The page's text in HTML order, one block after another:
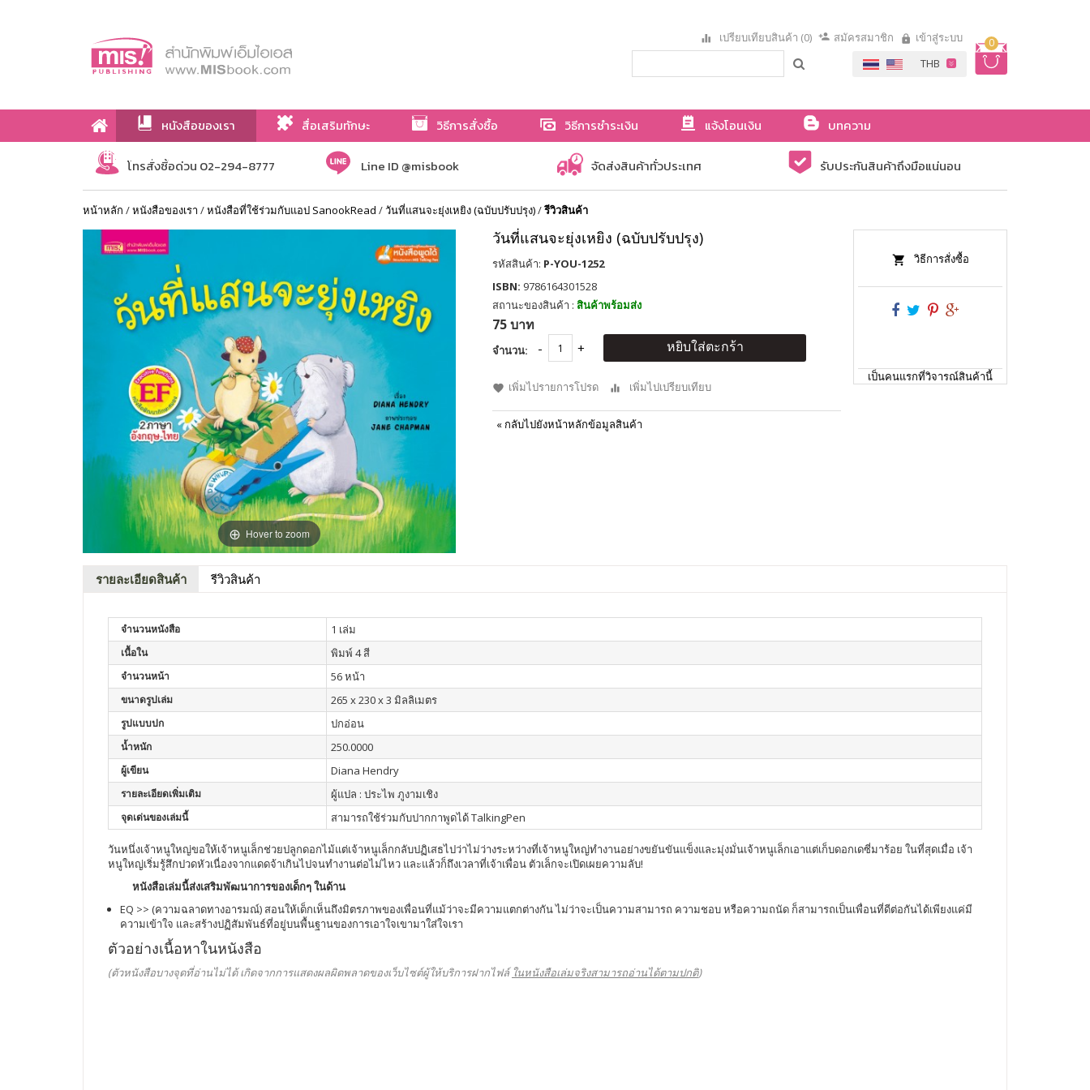
0
เปรียบเทียบสินค้า (0) สมัครสมาชิก เข้าสู่ระบบ
หนังสือของเรา สื่อเสริมทักษะ วิธีการสั่งซื้อ วิธีการชำระเงิน แจ้งโอนเงิน
บทความ
เกี่ยวกับเรา
โทรสั่งซื้อด่วน 02-294-8777 Line ID @misbook จัดส่งสินค้าทั่วประเทศ รับประกันสินค้าถึงมือแน่นอน
หน้าหลัก /หนังสือของเรา /หนังสือที่ใช้ร่วมกับแอป SanookRead /วันที่แสนจะยุ่งเหยิง (ฉบับปรับปรุง)/รีวิวสินค้า
Hover to zoom
วันที่แสนจะยุ่งเหยิง (ฉบับปรับปรุง)
รหัสสินค้า: P-YOU-1252
ISBN: 9786164301528
สถานะของสินค้า : สินค้าพร้อมส่ง
75 บาท
จำนวน: หยิบใส่ตะกร้า
เพิ่มไปรายการโปรด เพิ่มไปเปรียบเทียบ
« กลับไปยังหน้าหลักข้อมูลสินค้า
วิธีการสั่งซื้อ
เป็นคนแรกที่วิจารณ์สินค้านี้
รายละเอียดสินค้า รีวิวสินค้า
จำนวนหนังสือ 1 เล่ม
เนื้อใน พิมพ์ 4 สี
จำนวนหน้า 56 หน้า
ขนาดรูปเล่ม 265 x 230 x 3 มิลลิเมตร
รูปแบบปก ปกอ่อน
น้ำหนัก 250.0000
ผู้เขียน Diana Hendry
รายละเอียดเพิ่มเติม ผู้แปล : ประไพ ภูงามเชิง
จุดเด่นของเล่มนี้ สามารถใช้ร่วมกับปากกาพูดได้ TalkingPen
วันหนึ่งเจ้าหนูใหญ่ขอให้เจ้าหนูเล็กช่วยปลูกดอกไม้แต่เจ้าหนูเล็กกลับปฏิเสธไปว่าไม่ว่างระหว่างที่เจ้าหนูใหญ่ทำงานอย่างขยันขันแข็งและมุ่งมั่นเจ้าหนูเล็กเอาแต่เก็บดอกเดซี่มาร้อย ในที่สุดเมื่อ เจ้า
หนูใหญ่เริ่มรู้สึกปวดหัวเนื่องจากแดดจ้าเกินไปจนทำงานต่อไม่ไหว และแล้วก็ถึงเวลาที่เจ้าเพื่อน ตัวเล็กจะเปิดเผยความลับ!
หนังสือเล่มนี้ส่งเสริมพัฒนาการของเด็กๆ ในด้าน
EQ >> (ความฉลาดทางอารมณ์) สอนให้เด็กเห็นถึงมิตรภาพของเพื่อนที่แม้ว่าจะมีความแตกต่างกัน ไม่ว่าจะเป็นความสามารถ ความชอบ หรือความถนัด ก็สามารถเป็นเพื่อนที่ดีต่อกันได้เพียงแค่มี
ความเข้าใจ และสร้างปฏิสัมพันธ์ที่อยู่บนพื้นฐานของการเอาใจเขามาใส่ใจเรา
ตัวอย่างเนื้อหาในหนังสือ
(ตัวหนังสือบางจุดที่อ่านไม่ได้ เกิดจากการแสดงผลผิดพลาดของเว็บไซต์ผู้ให้บริการฝากไฟล์ ในหนังสือเล่มจริงสามารถอ่านได้ตามปกติ)